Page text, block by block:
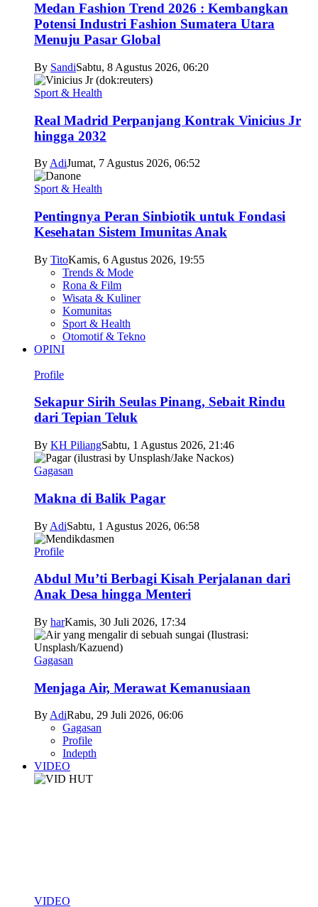
Medan Fashion Trend 2026 : Kembangkan
Potensi Industri Fashion Sumatera Utara
Menuju Pasar Global
By SandiSabtu, 8 Agustus 2026, 06:20
Sport & Health
Real Madrid Perpanjang Kontrak Vinicius Jr
hingga 2032
By AdiJumat, 7 Agustus 2026, 06:52
Sport & Health
Pentingnya Peran Sinbiotik untuk Fondasi
Kesehatan Sistem Imunitas Anak
By TitoKamis, 6 Agustus 2026, 19:55
Trends & Mode
Rona & Film
Wisata & Kuliner
Komunitas
Sport & Health
Otomotif & Tekno
OPINI
Profile
Sekapur Sirih Seulas Pinang, Sebait Rindu
dari Tepian Teluk
By KH PiliangSabtu, 1 Agustus 2026, 21:46
Gagasan
Makna di Balik Pagar
By AdiSabtu, 1 Agustus 2026, 06:58
Profile
Abdul Mu’ti Berbagi Kisah Perjalanan dari
Anak Desa hingga Menteri
By harKamis, 30 Juli 2026, 17:34
Gagasan
Menjaga Air, Merawat Kemanusiaan
ByAdiRabu, 29 Juli 2026, 06:06
Gagasan
Profile
Indepth
VIDEO
VIDEO